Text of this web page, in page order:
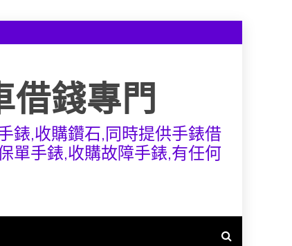
借錢專門
錶,收購鑽石,同時提供手錶借
單手錶,收購故障手錶,有任何